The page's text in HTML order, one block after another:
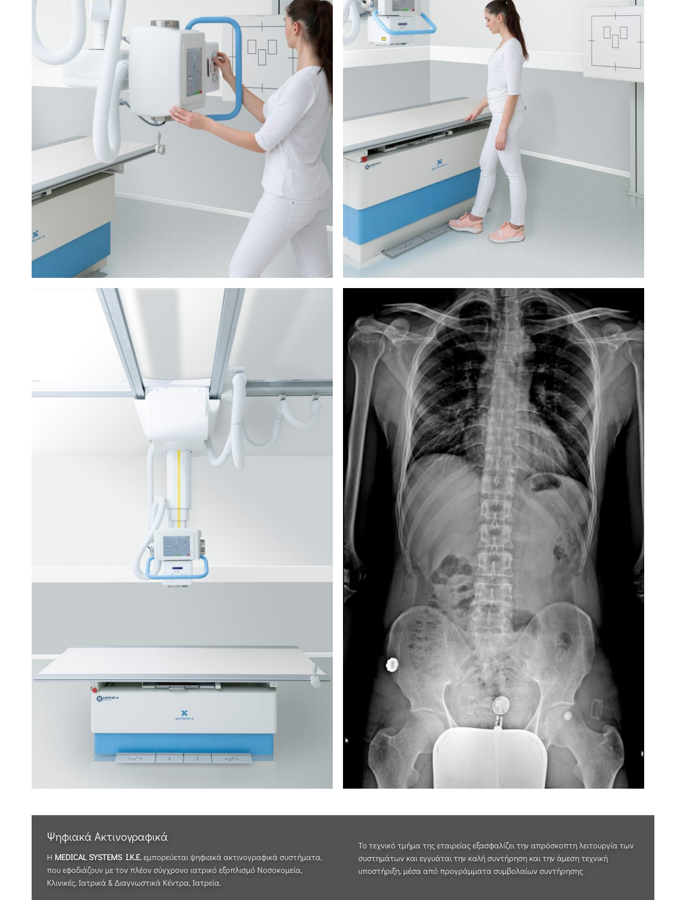
Ψηφιακά Ακτινογραφικά
Η MEDICAL SYSTEMS I.K.E.εμπορεύεται ψηφιακά ακτινογραφικά συστήματα,
που εφοδιάζουν με τον πλέον σύγχρονο ιατρικό εξοπλισμό Νοσοκομεία,
Κλινικές, Ιατρικά & Διαγνωστικά Κέντρα, Ιατρεία.
Το τεχνικό τμήμα της εταιρείας εξασφαλίζει την απρόσκοπτη λειτουργία των
συστημάτων και εγγυάται την καλή συντήρηση και την άμεση τεχνική
υποστήριξη, μέσα από προγράμματα συμβολαίων συντήρησης